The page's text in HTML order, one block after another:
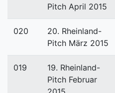
Pitch April 2015
020
20. Rheinland-
Pitch März 2015
019
19. Rheinland-
Pitch Februar